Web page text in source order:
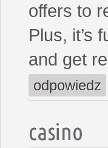
offers to
Plus, it’s
and get
odpowiedz
casino